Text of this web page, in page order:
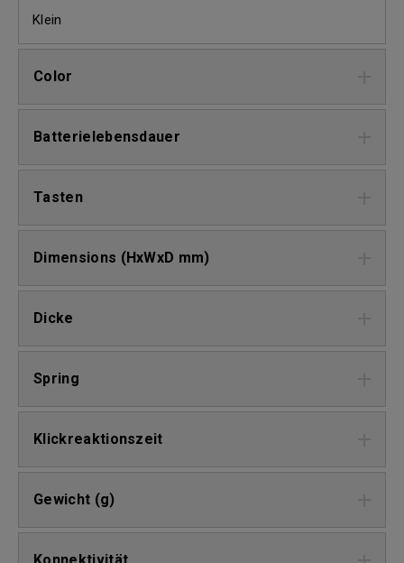
Klein
Color
Batterielebensdauer
Tasten
Dimensions (HxWxD mm)
Dicke
Spring
Klickreaktionszeit
Gewicht (g)